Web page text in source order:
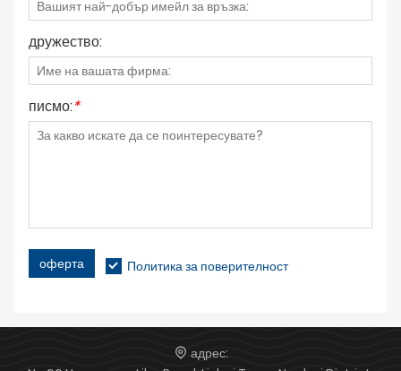
дружество:
писмо:*
оферта Политика за поверителност
адрес: